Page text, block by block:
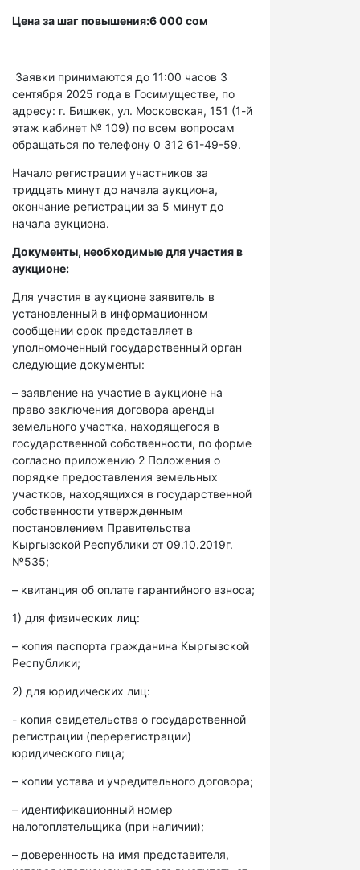
Цена за шаг повышения:6 000 сом
Заявки принимаются до 11:00 часов 3
сентября 2025 года в Госимуществе, по
адресу: г. Бишкек, ул. Московская, 151 (1-й
этаж кабинет № 109) по всем вопросам
обращаться по телефону 0 312 61-49-59.
Начало регистрации участников за
тридцать минут до начала аукциона,
окончание регистрации за 5 минут до
начала аукциона.
Документы, необходимые для участия в
аукционе:
Для участия в аукционе заявитель в
установленный в информационном
сообщении срок представляет в
уполномоченный государственный орган
следующие документы:
– заявление на участие в аукционе на
право заключения договора аренды
земельного участка, находящегося в
государственной собственности, по форме
согласно приложению 2 Положения о
порядке предоставления земельных
участков, находящихся в государственной
собственности утвержденным
постановлением Правительства
Кыргызской Республики от 09.10.2019г.
№535;
– квитанция об оплате гарантийного взноса;
1) для физических лиц:
– копия паспорта гражданина Кыргызской
Республики;
2) для юридических лиц:
- копия свидетельства о государственной
регистрации (перерегистрации)
юридического лица;
– копии устава и учредительного договора;
– идентификационный номер
налогоплательщика (при наличии);
– доверенность на имя представителя,